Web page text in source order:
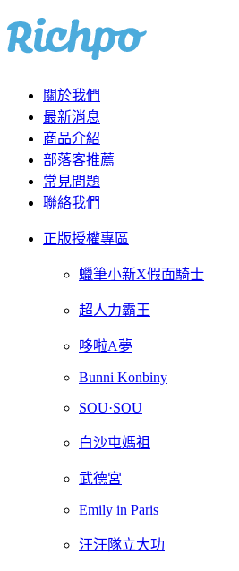
關於我們
最新消息
商品介紹
部落客推薦
常見問題
聯絡我們
正版授權專區
蠟筆小新X假面騎士
超人力霸王
哆啦A夢
Bunni Konbiny
SOU·SOU
白沙屯媽祖
武德宮
Emily in Paris
汪汪隊立大功